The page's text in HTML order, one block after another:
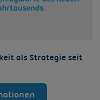
als Strategie seit